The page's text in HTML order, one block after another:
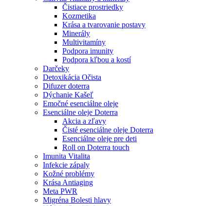
Čistiace prostriedky
Kozmetika
Krása a tvarovanie postavy
Minerály
Multivitamíny
Podpora imunity
Podpora kľbou a kostí
Darčeky
Detoxikácia Očista
Difuzer doterra
Dýchanie Kašeľ
Emočné esenciálne oleje
Esenciálne oleje Doterra
Akcia a zľavy
Čisté esenciálne oleje Doterra
Esenciálne oleje pre deti
Roll on Doterra touch
Imunita Vitalita
Infekcie zápaly
Kožné problémy
Krása Antiaging
Meta PWR
Migréna Bolesti hlavy